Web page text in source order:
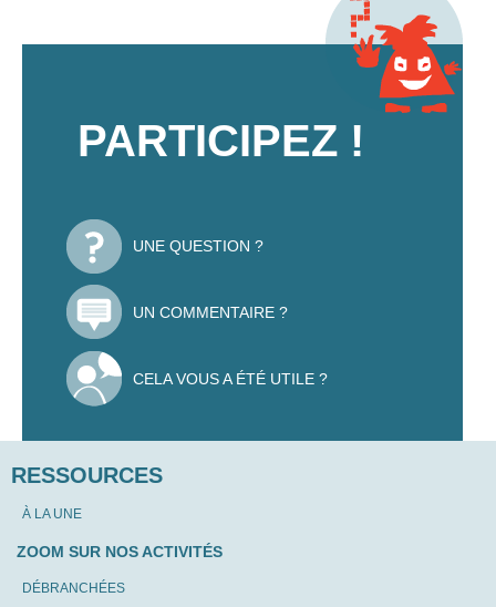
PARTICIPEZ !
UNE QUESTION ?
UN COMMENTAIRE ?
CELA VOUS A ÉTÉ UTILE ?
RESSOURCES
À LA UNE
ZOOM SUR NOS ACTIVITÉS
DÉBRANCHÉES